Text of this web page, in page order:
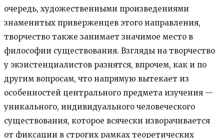
очередь, художественными произведениями
знаменитых приверженцев этого направления,
творчество также занимает значимое место в
философии существования. Взгляды на творчество
у экзистенциалистов разнятся, впрочем, как и по
другим вопросам, что напрямую вытекает из
особенностей центрального предмета изучения —
уникального, индивидуального человеческого
существования, которое всячески изворачивается
от фиксации в строгих рамках теоретических